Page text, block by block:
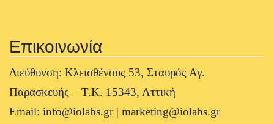
Επικοινωνία
Διεύθυνση: Κλεισθένους 53, Σταυρός Αγ.
Παρασκευής – Τ.Κ. 15343, Αττική
Email: info@iolabs.gr | marketing@iolabs.gr